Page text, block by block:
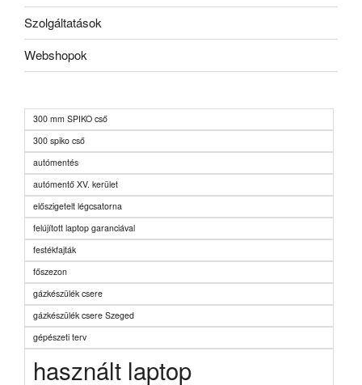
Szolgáltatások
Webshopok
300 mm SPIKO cső
300 spiko cső
autómentés
autómentő XV. kerület
előszigetelt légcsatorna
felújított laptop garanciával
festékfajták
főszezon
gázkészülék csere
gázkészülék csere Szeged
gépészeti terv
használt laptop